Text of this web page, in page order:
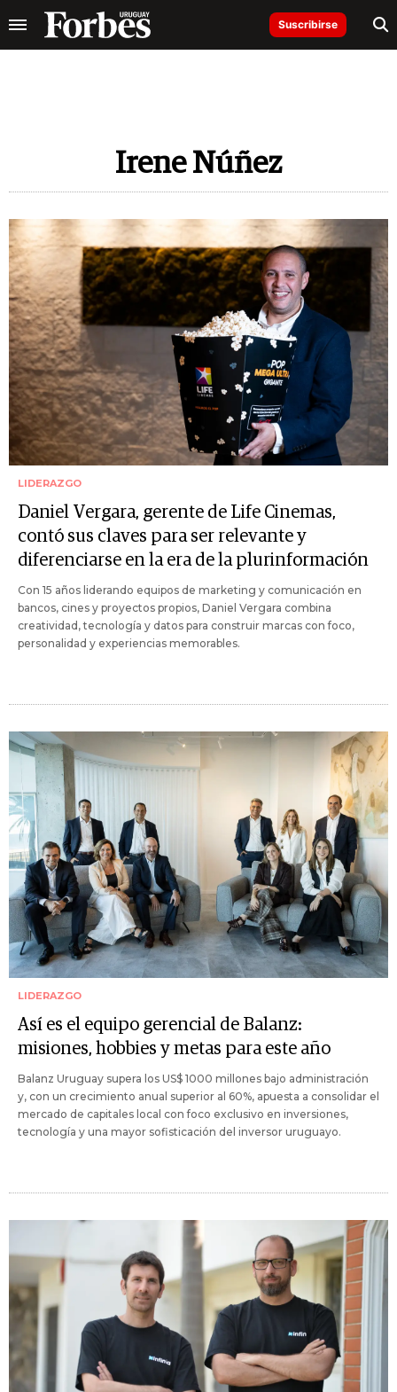
Suscribirse
Irene Núñez
LIDERAZGO
Daniel Vergara, gerente de Life Cinemas,
contó sus claves para ser relevante y
diferenciarse en la era de la plurinformación
Con 15 años liderando equipos de marketing y comunicación en
bancos, cines y proyectos propios, Daniel Vergara combina
creatividad, tecnología y datos para construir marcas con foco,
personalidad y experiencias memorables.
LIDERAZGO
Así es el equipo gerencial de Balanz:
misiones, hobbies y metas para este año
Balanz Uruguay supera los US$ 1000 millones bajo administración
y, con un crecimiento anual superior al 60%, apuesta a consolidar el
mercado de capitales local con foco exclusivo en inversiones,
tecnología y una mayor sofisticación del inversor uruguayo.